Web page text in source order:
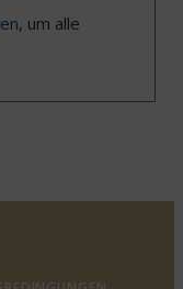
, um alle